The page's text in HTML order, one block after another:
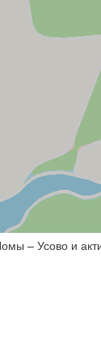
– Усово и